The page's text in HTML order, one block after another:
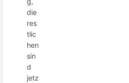
die
res
tlic
hen
sin
d
jetz